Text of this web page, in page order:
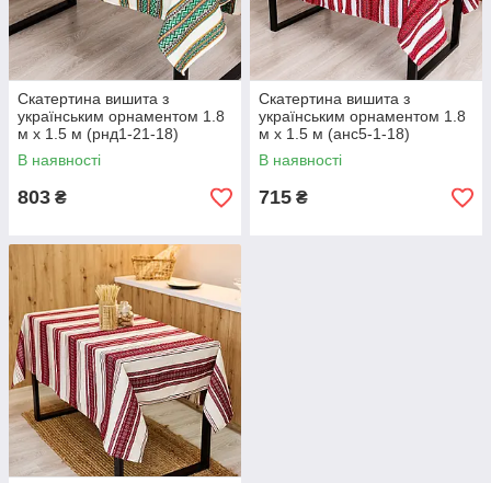
Скатертина вишита з
українським орнаментом 1.8
м х 1.5 м (рнд1-21-18)
В наявності
803 ₴
Скатертина вишита з
українським орнаментом 1.8
м х 1.5 м (анс5-1-18)
В наявності
715 ₴